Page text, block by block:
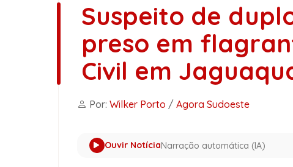
Suspeito de
preso em
Civil em
Por: Wilker Porto / Agora Sudoeste
Ouvir NotíciaNarração automática (IA)